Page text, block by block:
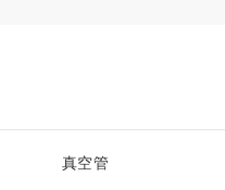
真空管